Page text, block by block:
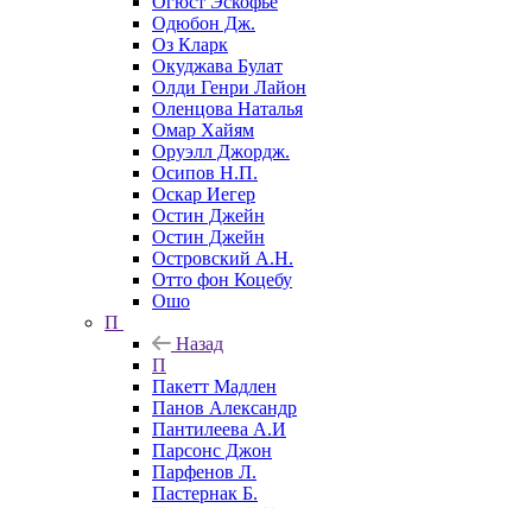
Одюбон Дж.
Оз Кларк
Окуджава Булат
Олди Генри Лайон
Оленцова Наталья
Омар Хайям
Оруэлл Джордж.
Осипов Н.П.
Оскар Иегер
Остин Джейн
Остин Джейн
Островский А.Н.
Отто фон Коцебу
Ошо
П
Назад
П
Пакетт Мадлен
Панов Александр
Пантилеева А.И
Парсонс Джон
Парфенов Л.
Пастернак Б.